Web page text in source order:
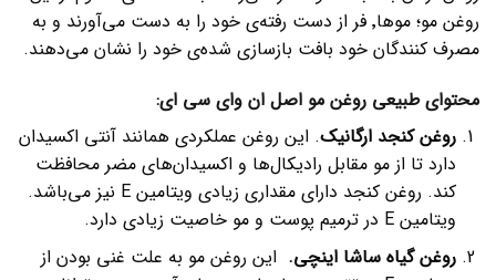
روغن مو؛ موها٬ فر از دست رفته‌ی خود را به دست می‌آورند و به
مصرف کنندگان خود بافت بازسازی شده‌ی خود را نشان می‌دهند.
محتوای طبیعی روغن مو اصل ان وای سی ای:
روغن کنجد ارگانیک. این روغن عملکردی همانند آنتی اکسیدان
دارد تا از مو مقابل رادیکال‌ها و اکسیدان‌های مضر محافظت
کند. روغن کنجد دارای مقداری زیادی ویتامین E نیز می‌باشد.
ویتامین E در ترمیم پوست و مو خاصیت زیادی دارد.
روغن گیاه ساشا اینچی. این روغن مو به علت غنی بودن از